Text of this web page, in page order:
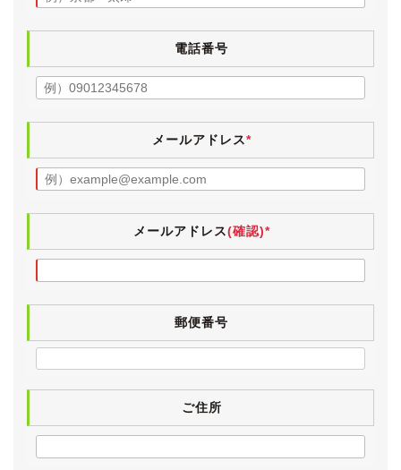
《内装》
小傷や薄汚れなど多少の使用感はございますが、きれい
な内装です。
灰皿やシガーライターはきれいなままで、ヤニ汚れやタ
ペット等の嫌な臭いもなく、清潔感のあるインテリアで
電格ミラー・パワーウィンドウ・スマートキー・エアコ
入庫時、ナビのタッチパネルが不良でしたので、同等品
《各機関》
試乗しましたところ、エンジンやオートマに特に気にな
るところはございませんでした。
エアコンも問題なく効いています。
と修復歴の無いことがきちんと確認されているお車で
す。
電話番号
メールアドレス*
メールアドレス(確認)*
郵便番号
ご住所